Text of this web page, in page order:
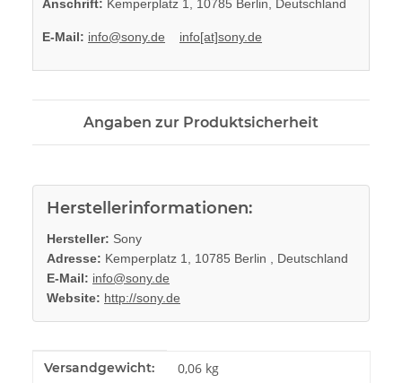
Anschrift: Kemperplatz 1, 10785 Berlin, Deutschland
E-Mail: info@sony.de info[at]sony.de
Angaben zur Produktsicherheit
Herstellerinformationen:
Hersteller: Sony
Adresse: Kemperplatz 1, 10785 Berlin , Deutschland
E-Mail: info@sony.de
Website: http://sony.de
Produkteigenschaft
Wert
Versandgewicht: 0,06 kg